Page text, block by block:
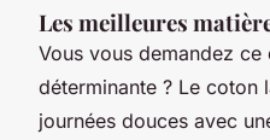
Les meilleures
Vous vous demandez
déterminante ? Le coton
journées douces avec